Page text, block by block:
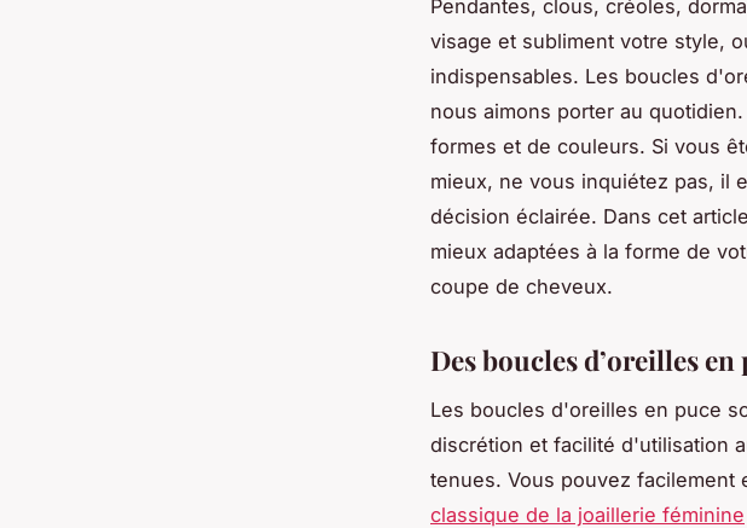
Pendantes, clous, créoles,
visage et subliment votre style,
indispensables. Les boucles
nous aimons porter au
formes et de couleurs. Si vous
mieux, ne vous inquiétez pas, il
décision éclairée. Dans cet
mieux adaptées à la forme de
coupe de cheveux.
Des boucles d’oreilles en
Les boucles d'oreilles en puce
discrétion et facilité d'utilisation
tenues. Vous pouvez facilement
classique de la joaillerie féminine